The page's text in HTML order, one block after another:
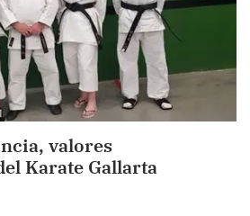
valores
Karate Gallarta